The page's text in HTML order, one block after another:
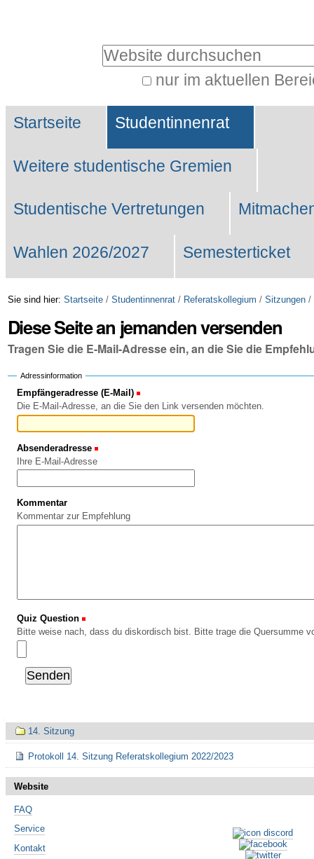
Website durchsuchen
nur im aktuellen
Suche…
Sektionen
Startseite Studentinnenrat
Weitere studentische Gremien
Studentische Vertretungen
Wahlen 2026/2027 Semesterticket
Sie sind hier: Startseite / Studentinnenrat / Referatskollegium / Sitzungen /
Diese Seite an jemanden versenden
Tragen Sie die E-Mail-Adresse ein, an die Sie die
Adressinformation
Empfängeradresse (E-Mail)
Die E-Mail-Adresse, an die Sie den Link versenden möchten.
Absenderadresse
Ihre E-Mail-Adresse
Kommentar
Kommentar zur Empfehlung
Quiz Question
Bitte weise nach, dass du diskordisch bist. Bitte trage die Quersumme
Navigation
14. Sitzung
Protokoll 14. Sitzung Referatskollegium 2022/2023
Website
FAQ
Service
Kontakt